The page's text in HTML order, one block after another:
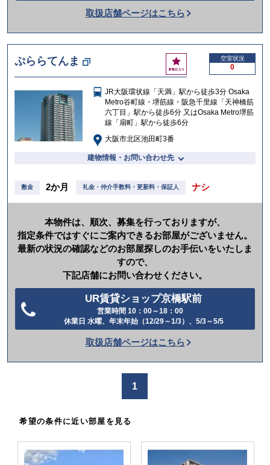
話
か
け
る
取扱店舗ページはこちら
ぷららてんま
お
気
入
り
空室状況
0
JR大阪環状線「天満」駅から徒歩3分 Osaka
Metro谷町線・堺筋線・阪急千里線「天神橋筋
六丁目」駅から徒歩6分 又はOsaka Metro堺筋
線「扇町」駅から徒歩6分
大阪市北区池田町3番
建物情報・お問い合わせ先
敷金 2か月 礼金・仲介手数料・更新料・保証人 ナシ
本物件は、順次、募集を行っておりますが、
指定条件ではすぐにご案内できるお部屋がございません。
最新の状況の確認などのお部屋探しのお手伝いをいたしま
すので、
下記店舗にお問い合わせください。
UR賃貸ショップ京橋駅前
営業時間 10：00～18：00
休業日 水曜、年末年始（12/29～1/3）、5/3～5/5
話
か
取扱店舗ページはこちら
1
希望の条件に近い部屋を見る